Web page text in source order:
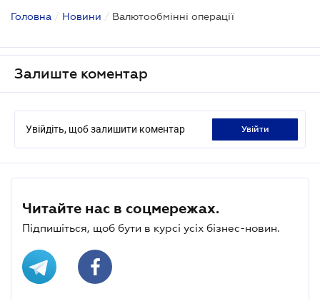
Головна / Новини / Валютообмінні операції
Залиште коментар
Увійдіть, щоб залишити коментар увійти
Читайте нас в соцмережах.
Підпишіться, щоб бути в курсі усіх бізнес-новин.